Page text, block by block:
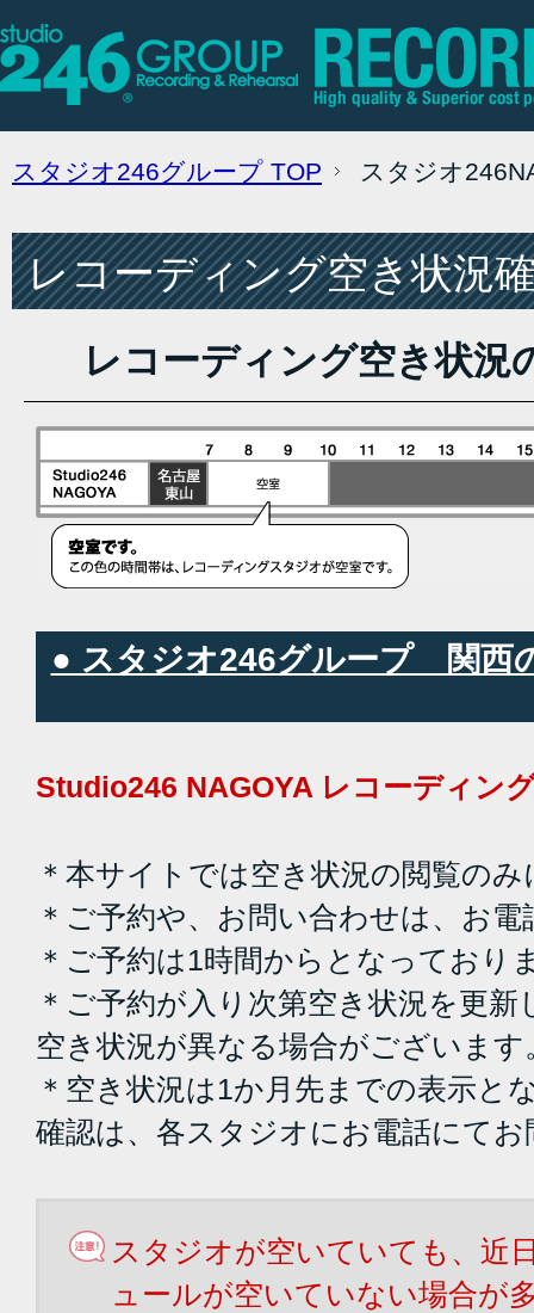
スタジオ246グループ TOP スタジオ
レコーディング空き状況
レコーディング空き状況
● スタジオ246グループ 関西
Studio246 NAGOYA レコーディン
＊本サイトでは空き状況の閲覧の
＊ご予約や、お問い合わせは、お
＊ご予約は1時間からとなっており
＊ご予約が入り次第空き状況を更
空き状況が異なる場合がございます
＊空き状況は1か月先までの表示と
確認は、各スタジオにお電話にて
スタジオが空いていても、近
ュールが空いていない場合が